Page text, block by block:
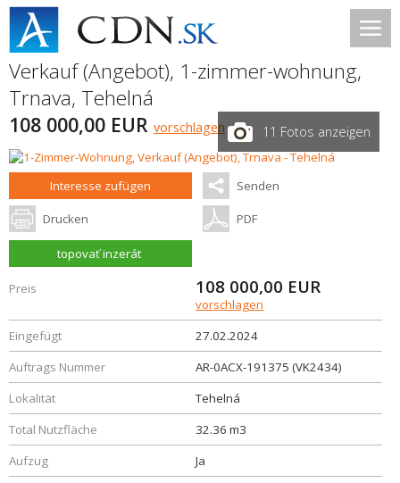
Verkauf (Angebot), 1-zimmer-wohnung,
Trnava, Tehelná
108 000,00 EUR vorschlagen 11 Fotos anzeigen
Interesse zufügen Senden
Drucken PDF
topovať inzerát
Preis 108 000,00 EUR
vorschlagen
Eingefügt
27.02.2024
Auftrags Nummer
AR-0ACX-191375 (VK2434)
Lokalität
Tehelná
Total Nutzfläche
32.36 m3
Aufzug
Ja